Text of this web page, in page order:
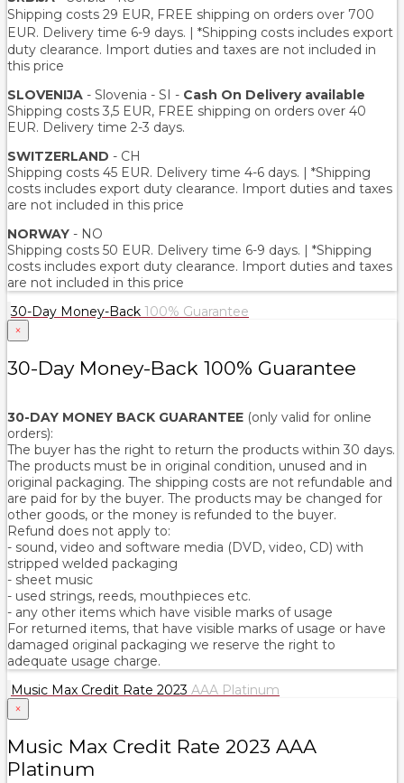
Shipping costs 29 EUR, FREE shipping on orders over 700
EUR. Delivery time 6-9 days. | *Shipping costs includes export
duty clearance. Import duties and taxes are not included in
this price
SLOVENIJA - Slovenia - SI - Cash On Delivery available
Shipping costs 3,5 EUR, FREE shipping on orders over 40
EUR. Delivery time 2-3 days.
SWITZERLAND - CH
Shipping costs 45 EUR. Delivery time 4-6 days. | *Shipping
costs includes export duty clearance. Import duties and taxes
are not included in this price
NORWAY - NO
Shipping costs 50 EUR. Delivery time 6-9 days. | *Shipping
costs includes export duty clearance. Import duties and taxes
are not included in this price
30-Day Money-Back 100% Guarantee
×
30-Day Money-Back 100% Guarantee
30-DAY MONEY BACK GUARANTEE (only valid for online
orders):
The buyer has the right to return the products within 30 days.
The products must be in original condition, unused and in
original packaging. The shipping costs are not refundable and
are paid for by the buyer. The products may be changed for
other goods, or the money is refunded to the buyer.
Refund does not apply to:
- sound, video and software media (DVD, video, CD) with
stripped welded packaging
- sheet music
- used strings, reeds, mouthpieces etc.
- any other items which have visible marks of usage
For returned items, that have visible marks of usage or have
damaged original packaging we reserve the right to
adequate usage charge.
Music Max Credit Rate 2023 AAA Platinum
×
Music Max Credit Rate 2023 AAA
Platinum